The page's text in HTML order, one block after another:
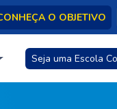
O OBJETIVO
Seja uma Escola